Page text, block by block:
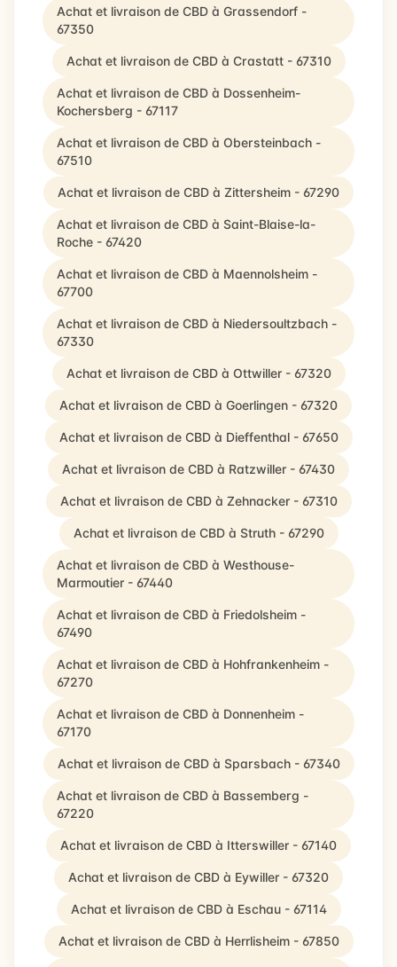
Achat et livraison de CBD à Grassendorf -
67350
Achat et livraison de CBD à Crastatt - 67310
Achat et livraison de CBD à Dossenheim-
Kochersberg - 67117
Achat et livraison de CBD à Obersteinbach -
67510
Achat et livraison de CBD à Zittersheim - 67290
Achat et livraison de CBD à Saint-Blaise-la-
Roche - 67420
Achat et livraison de CBD à Maennolsheim -
67700
Achat et livraison de CBD à Niedersoultzbach -
67330
Achat et livraison de CBD à Ottwiller - 67320
Achat et livraison de CBD à Goerlingen - 67320
Achat et livraison de CBD à Dieffenthal - 67650
Achat et livraison de CBD à Ratzwiller - 67430
Achat et livraison de CBD à Zehnacker - 67310
Achat et livraison de CBD à Struth - 67290
Achat et livraison de CBD à Westhouse-
Marmoutier - 67440
Achat et livraison de CBD à Friedolsheim -
67490
Achat et livraison de CBD à Hohfrankenheim -
67270
Achat et livraison de CBD à Donnenheim -
67170
Achat et livraison de CBD à Sparsbach - 67340
Achat et livraison de CBD à Bassemberg -
67220
Achat et livraison de CBD à Itterswiller - 67140
Achat et livraison de CBD à Eywiller - 67320
Achat et livraison de CBD à Eschau - 67114
Achat et livraison de CBD à Herrlisheim - 67850